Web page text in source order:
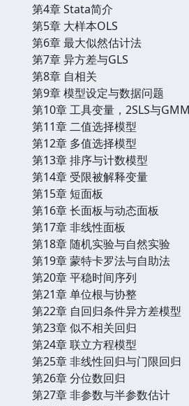
第4章 Stata简介
第5章 大样本OLS
第6章 最大似然估计法
第7章 异方差与GLS
第8章 自相关
第9章 模型设定与数据问题
第10章 工具变量，2SLS与GMM
第11章 二值选择模型
第12章 多值选择模型
第13章 排序与计数模型
第14章 受限被解释变量
第15章 短面板
第16章 长面板与动态面板
第17章 非线性面板
第18章 随机实验与自然实验
第19章 蒙特卡罗法与自助法
第20章 平稳时间序列
第21章 单位根与协整
第22章 自回归条件异方差模型
第23章 似不相关回归
第24章 联立方程模型
第25章 非线性回归与门限回归
第26章 分位数回归
第27章 非参数与半参数估计